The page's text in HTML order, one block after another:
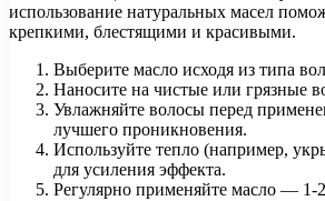
использование натуральных масел
крепкими, блестящими и красивыми.
Выберите масло исходя из типа
Наносите на чистые или грязные
Увлажняйте волосы перед
лучшего проникновения.
Используйте тепло (например,
для усиления эффекта.
Регулярно применяйте масло — 1-